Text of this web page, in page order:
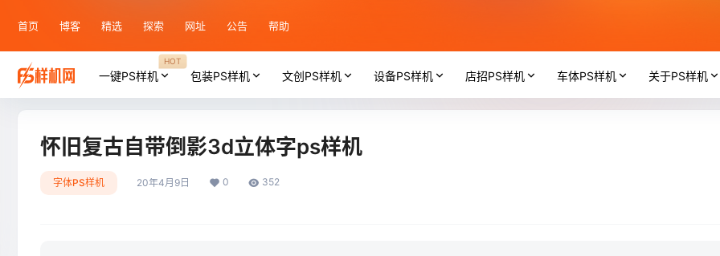
首页 博客 精选 探索 网址 公告 帮助
一键PS样机
HOT
包装PS样机 文创PS样机 设备PS样机 店招PS样机 车体PS样机 关于PS样机
怀旧复古自带倒影3d立体字ps样机
字体PS样机 20年4月9日 0 352